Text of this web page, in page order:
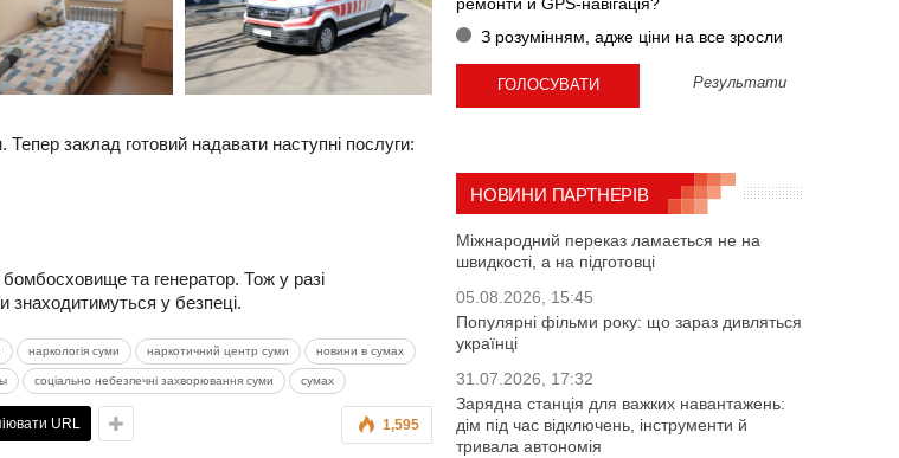
заклад готовий надавати наступні послуги:
та генератор. Тож у разі
знаходитимуться у безпеці.
наркологія суми наркотичний центр суми новини в сумах
соціально небезпечні захворювання суми сумах
1,595
URL
З розумінням, адже ціни на все зросли
Результати
НОВИНИ ПАРТНЕРІВ
Міжнародний переказ ламається не на
швидкості, а на підготовці
05.08.2026, 15:45
Популярні фільми року: що зараз дивляться
українці
31.07.2026, 17:32
Зарядна станція для важких навантажень:
дім під час відключень, інструменти й
тривала автономія